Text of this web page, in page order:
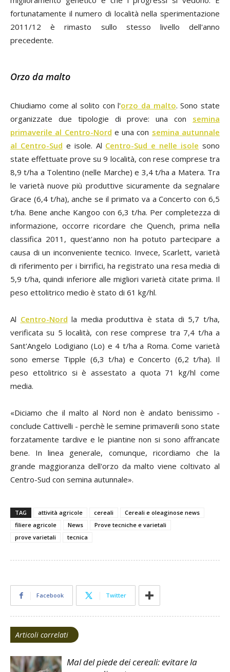
fortunatamente il numero di località nella sperimentazione
2011/12 è rimasto sullo stesso livello dell'anno
precedente.
Orzo da malto
Chiudiamo come al solito con l'orzo da malto. Sono state
organizzate due tipologie di prove: una con semina
primaverile al Centro-Nord e una con semina autunnale
al Centro-Sud e isole. Al Centro-Sud e nelle isole sono
state effettuate prove su 9 località, con rese comprese tra
8,9 t/ha a Tolentino (nelle Marche) e 3,4 t/ha a Matera. Tra
le varietà nuove più produttive sicuramente da segnalare
Grace (6,4 t/ha), anche se il primato va a Concerto con 6,5
t/ha. Bene anche Kangoo con 6,3 t/ha. Per completezza di
informazione, occorre ricordare che Quench, prima nella
classifica 2011, quest'anno non ha potuto partecipare a
causa di un inconveniente tecnico. Invece, Scarlett, varietà
di riferimento per i birrifici, ha registrato una resa media di
5,9 t/ha, quindi inferiore alle migliori varietà citate prima. Il
peso ettolitrico medio è stato di 61 kg/hl.
Al Centro-Nord la media produttiva è stata di 5,7 t/ha,
verificata su 5 località, con rese comprese tra 7,4 t/ha a
Sant'Angelo Lodigiano (Lo) e 4 t/ha a Roma. Come varietà
sono emerse Tipple (6,3 t/ha) e Concerto (6,2 t/ha). Il
peso ettolitrico si è assestato a quota 71 kg/hl come
media.
«Diciamo che il malto al Nord non è andato benissimo -
conclude Cattivelli - perchè le semine primaverili sono state
forzatamente tardive e le piantine non si sono affrancate
bene. In linea generale, comunque, ricordiamo che la
grande maggioranza dell'orzo da malto viene coltivato al
Centro-Sud con semina autunnale».
TAG attività agricole cereali
Cereali e oleaginose news
filiere agricole
News
Prove tecniche e varietali
prove varietali
tecnica
Facebook Twitter
Articoli correlati
Mal del piede dei cereali: evitare la